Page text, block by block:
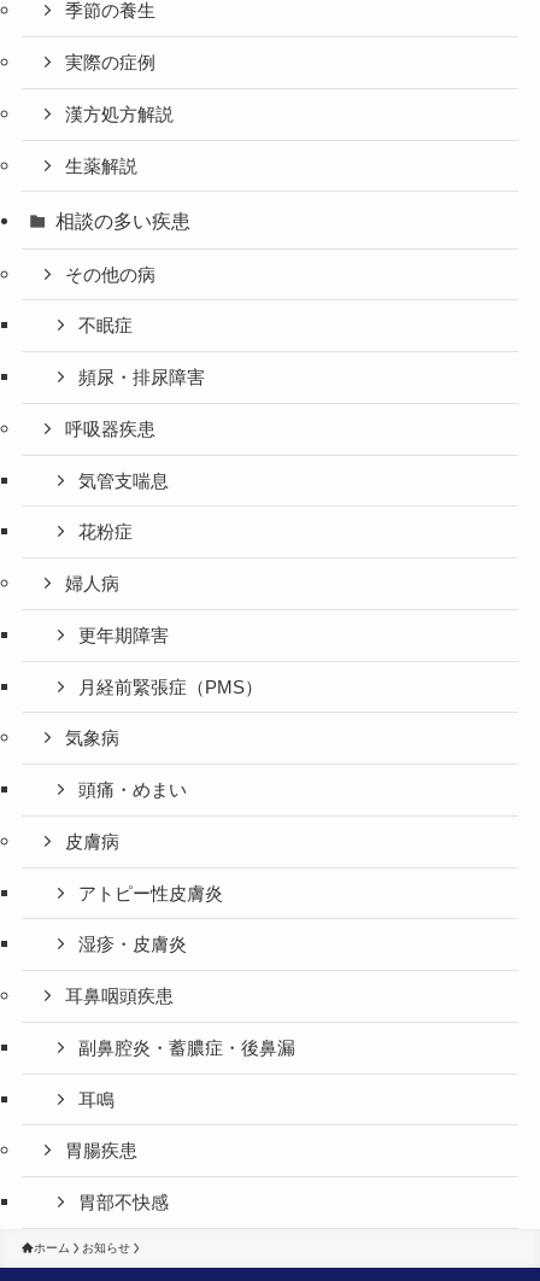
季節の養生
実際の症例
漢方処方解説
生薬解説
相談の多い疾患
その他の病
不眠症
頻尿・排尿障害
呼吸器疾患
気管支喘息
花粉症
婦人病
更年期障害
月経前緊張症（PMS）
気象病
頭痛・めまい
皮膚病
アトピー性皮膚炎
湿疹・皮膚炎
耳鼻咽頭疾患
副鼻腔炎・蓄膿症・後鼻漏
耳鳴
胃腸疾患
胃部不快感
ホーム お知らせ